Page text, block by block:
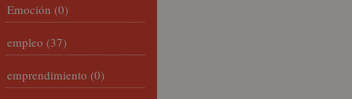
Emoción (0)
empleo (37)
emprendimiento (0)